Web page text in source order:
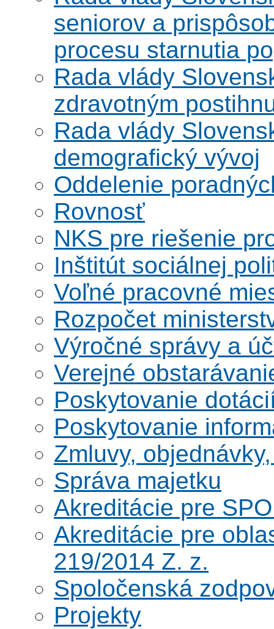
seniorov a
procesu starnutia
Rada vlády
zdravotným
Rada vlády
demografický vývoj
Oddelenie
Rovnosť
NKS pre riešenie
Inštitút sociálnej
Voľné pracovné
Rozpočet
Výročné správy a
Verejné
Poskytovanie
Poskytovanie
Zmluvy,
Správa majetku
Akreditácie pre
Akreditácie pre
219/2014 Z. z.
Spoločenská
Projekty